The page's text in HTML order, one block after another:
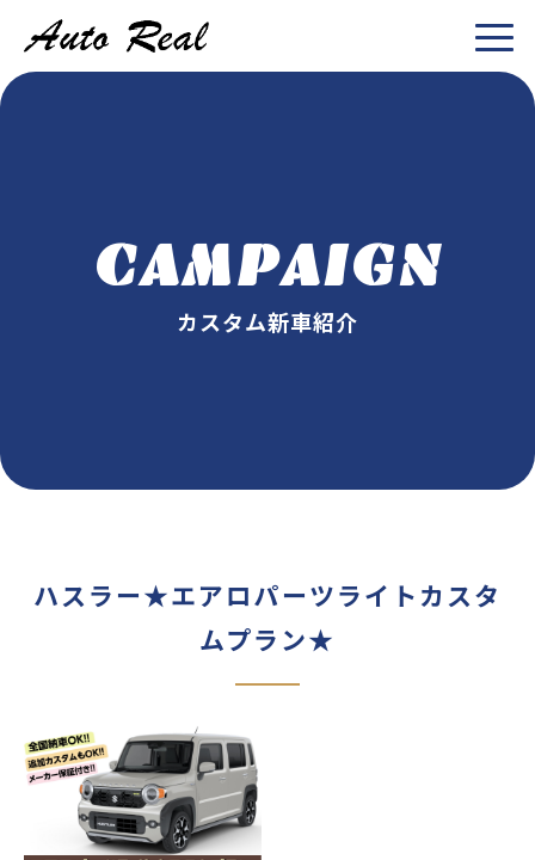
CAMPAIGN
カスタム新車紹介
ハスラー★エアロパーツライトカスタ
ムプラン★